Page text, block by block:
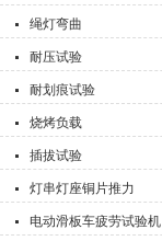
绳灯弯曲
耐压试验
耐划痕试验
烧烤负载
插拔试验
灯串灯座铜片推力
电动滑板车疲劳试验机